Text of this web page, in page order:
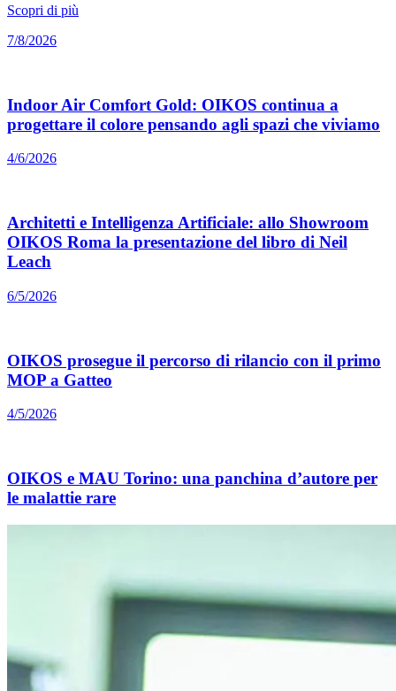
Scopri di più
7/8/2026
Indoor Air Comfort Gold: OIKOS continua a
progettare il colore pensando agli spazi che viviamo
4/6/2026
Architetti e Intelligenza Artificiale: allo Showroom
OIKOS Roma la presentazione del libro di Neil
Leach
6/5/2026
OIKOS prosegue il percorso di rilancio con il primo
MOP a Gatteo
4/5/2026
OIKOS e MAU Torino: una panchina d’autore per
le malattie rare